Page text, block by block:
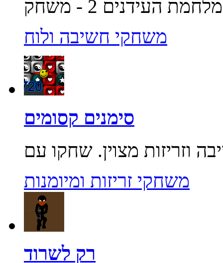
משחקי חשיבה ולוח
סימנים קסומים
משחקי זריזות ומיומנות
רק לשרוד